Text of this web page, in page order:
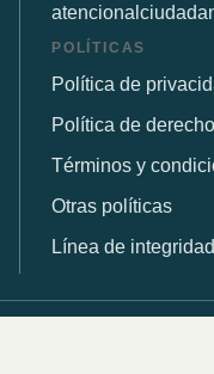
POLÍTICAS
Política de
Política de
Términos y
Otras políticas
Línea de integridad